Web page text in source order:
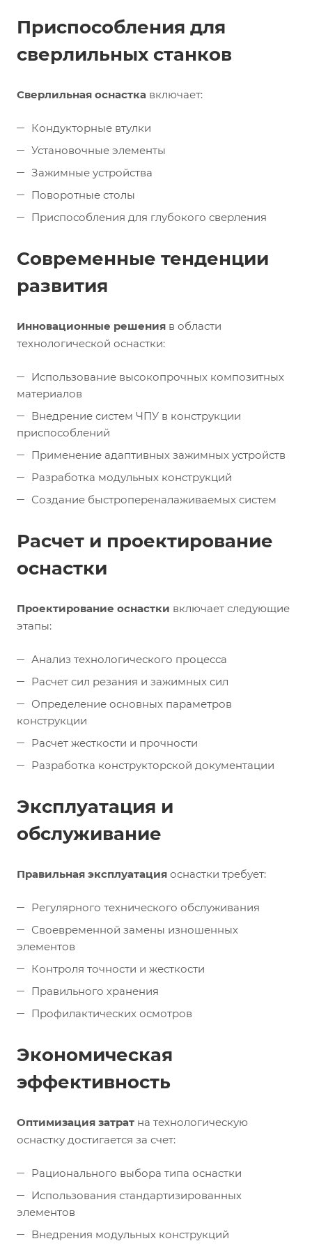
Приспособления для
сверлильных станков
Сверлильная оснастка включает:
Кондукторные втулки
Установочные элементы
Зажимные устройства
Поворотные столы
Приспособления для глубокого сверления
Современные тенденции
развития
Инновационные решения в области
технологической оснастки:
Использование высокопрочных композитных
материалов
Внедрение систем ЧПУ в конструкции
приспособлений
Применение адаптивных зажимных устройств
Разработка модульных конструкций
Создание быстропереналаживаемых систем
Расчет и проектирование
оснастки
Проектирование оснастки включает следующие
этапы:
Анализ технологического процесса
Расчет сил резания и зажимных сил
Определение основных параметров
конструкции
Расчет жесткости и прочности
Разработка конструкторской документации
Эксплуатация и
обслуживание
Правильная эксплуатация оснастки требует:
Регулярного технического обслуживания
Своевременной замены изношенных
элементов
Контроля точности и жесткости
Правильного хранения
Профилактических осмотров
Экономическая
эффективность
Оптимизация затрат на технологическую
оснастку достигается за счет:
Рационального выбора типа оснастки
Использования стандартизированных
элементов
Внедрения модульных конструкций